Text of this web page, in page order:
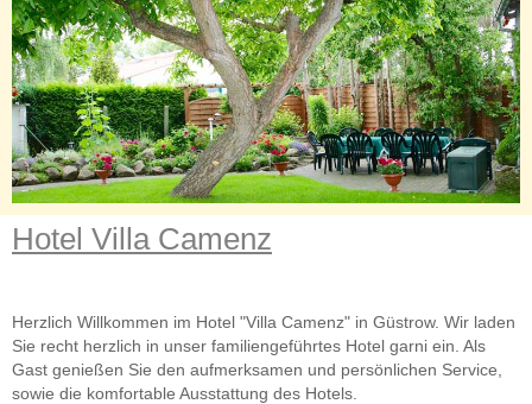
Hotel Villa Camenz
Herzlich Willkommen im Hotel "Villa Camenz" in Güstrow. Wir laden
Sie recht herzlich in unser familiengeführtes Hotel garni ein. Als
Gast genießen Sie den aufmerksamen und persönlichen Service,
sowie die komfortable Ausstattung des Hotels.
Kontakt